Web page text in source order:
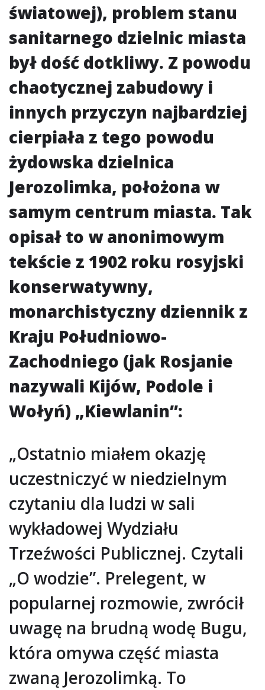
światowej), problem stanu
sanitarnego dzielnic miasta
był dość dotkliwy. Z powodu
chaotycznej zabudowy i
innych przyczyn najbardziej
cierpiała z tego powodu
żydowska dzielnica
Jerozolimka, położona w
samym centrum miasta. Tak
opisał to w anonimowym
tekście z 1902 roku rosyjski
konserwatywny,
monarchistyczny dziennik z
Kraju Południowo-
Zachodniego (jak Rosjanie
nazywali Kijów, Podole i
Wołyń) „Kiewlanin”:
„Ostatnio miałem okazję
uczestniczyć w niedzielnym
czytaniu dla ludzi w sali
wykładowej Wydziału
Trzeźwości Publicznej. Czytali
„O wodzie”. Prelegent, w
popularnej rozmowie, zwrócił
uwagę na brudną wodę Bugu,
która omywa część miasta
zwaną Jerozolimką. To